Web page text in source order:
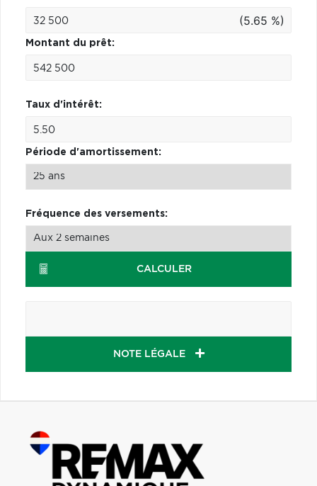
(5.65 %)
Montant du prêt:
Taux d'intérêt:
Période d'amortissement:
Fréquence des versements:
CALCULER
NOTE LÉGALE